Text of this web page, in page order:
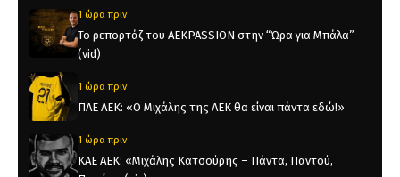
1 ώρα πριν
Το ρεπορτάζ του AEKPASSION στην “Ώρα για Μπάλα”
(vid)
1 ώρα πριν
ΠΑΕ ΑΕΚ: «Ο Μιχάλης της ΑΕΚ θα είναι πάντα εδώ!»
1 ώρα πριν
KAE AEK: «Μιχάλης Κατσούρης – Πάντα, Παντού,